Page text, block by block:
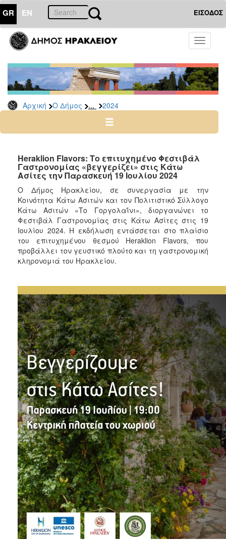
GR EN ΕΙΣΟΔΟΣ
Toggle
Αρχική Ο Δήμος ... 2024
ΔΗΜΟΣ
Δελτία
Τύπου
Αρχείο
2026
2024
2022
2021
2020
2019
2018
2017
2016
2013
2012
2011
2010
2006
ΤΟΠΟΣ
ΠΟΛΙΤΙΣΜΟΣ
ΑΝΘΕΚΤΙΚΗ
ΠΟΛΗ
Heraklion Flavors: Το επιτυχημένο Φεστιβάλ
Γαστρονομίας «βεγγερίζει» στις Κάτω
Ασίτες την Παρασκευή 19 Ιουλίου 2024
Ο Δήμος Ηρακλείου, σε συνεργασία με την
Κοινότητα Κάτω Ασιτών και τον Πολιτιστικό Σύλλογο
Κάτω Ασιτών «Το Γοργολαΐνι», διοργανώνει το
Φεστιβάλ Γαστρονομίας στις Κάτω Ασίτες στις 19
Ιουλίου 2024. Η εκδήλωση εντάσσεται στο πλαίσιο
του επιτυχημένου θεσμού Heraklion Flavors, που
προβάλλει τον γευστικό πλούτο και τη γαστρονομική
κληρονομιά του Ηρακλείου.